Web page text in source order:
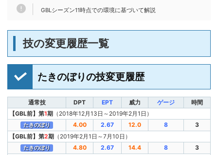
GBLシーズン11時点での環境に基づいて解説
技の変更履歴一覧
たきのぼりの技変更履歴
通常技 DPT EPT 威力 ゲージ
時間
【GBL前】第1期 （2018年12月13日～2019年2月1日）
たきのぼり 4.00 2.67 12.0 8
3
【GBL前】第2期 （2019年2月1日～7月10日）
たきのぼり 4.80 2.67 14.4 8
3